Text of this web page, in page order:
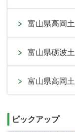
富山県高岡
富山県砺波
富山県高岡
ピックアップ